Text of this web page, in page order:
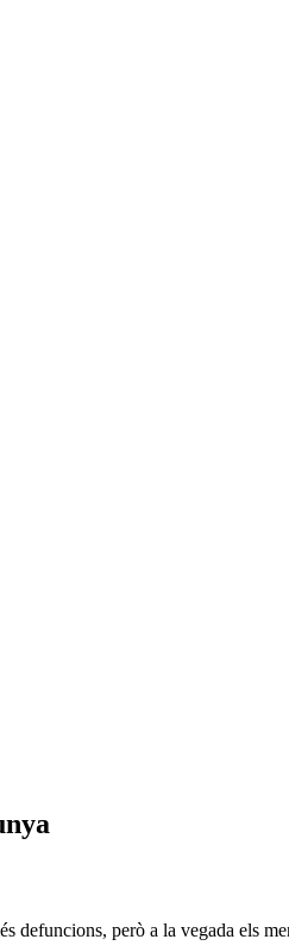
defuncions, però a la vegada els